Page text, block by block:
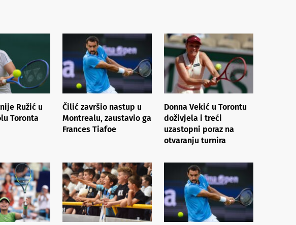
Ružić u
Toronta
Čilić završio nastup u
Montrealu, zaustavio ga
Frances Tiafoe
Donna Vekić u Torontu
doživjela i treći
uzastopni poraz na
otvaranju turnira